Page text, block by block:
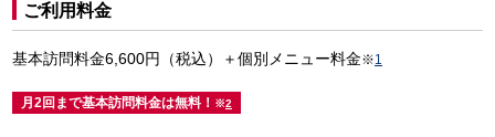
ご利用料金
基本訪問料金6,600円（税込）＋個別メニュー料金※1
月2回まで基本訪問料金は無料！ ※2